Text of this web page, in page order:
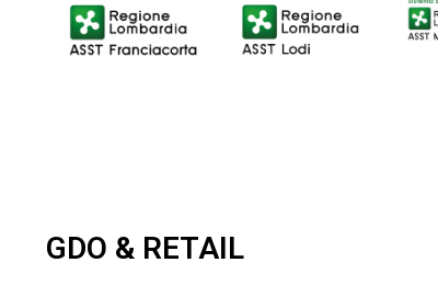
GDO & RETAIL